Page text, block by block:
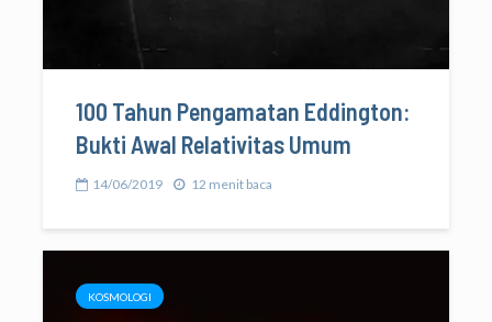
100 Tahun Pengamatan Eddington:
Bukti Awal Relativitas Umum
14/06/2019 12 menit baca
KOSMOLOGI